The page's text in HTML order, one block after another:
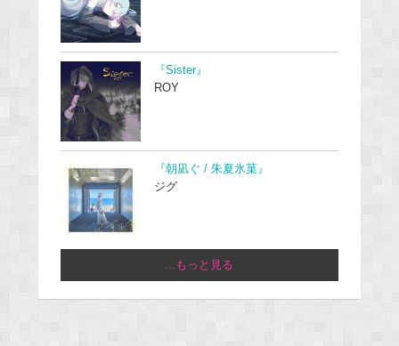
『Sister』
ROY
『朝凪ぐ / 朱夏氷菓』
ジグ
...もっと見る